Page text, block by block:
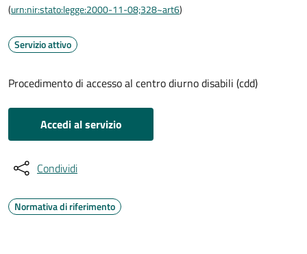
(urn:nir:stato:legge:2000-11-08;328~art6)
Servizio attivo
Procedimento di accesso al centro diurno disabili (cdd)
Accedi al servizio
Condividi
Normativa di riferimento